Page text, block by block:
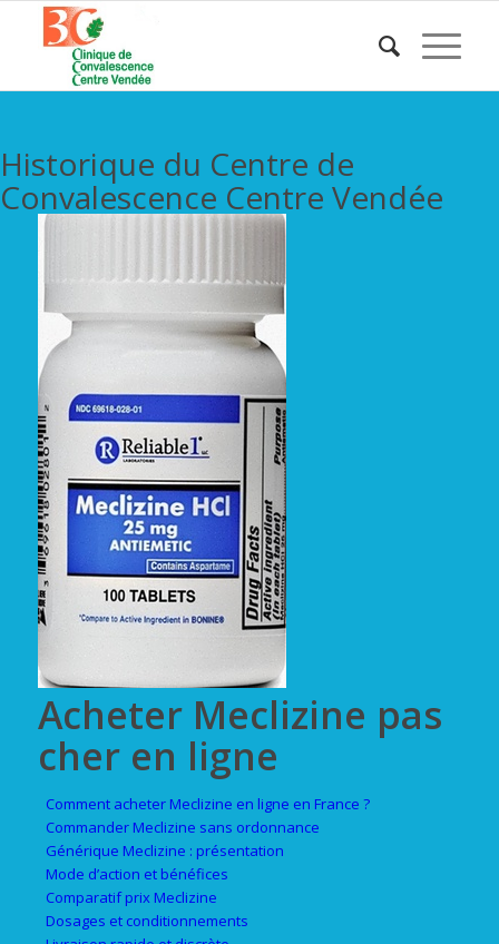
Historique du Centre de
Convalescence Centre Vendée
Acheter Meclizine pas
cher en ligne
Comment acheter Meclizine en ligne en France ?
Commander Meclizine sans ordonnance
Générique Meclizine : présentation
Mode d’action et bénéfices
Comparatif prix Meclizine
Dosages et conditionnements